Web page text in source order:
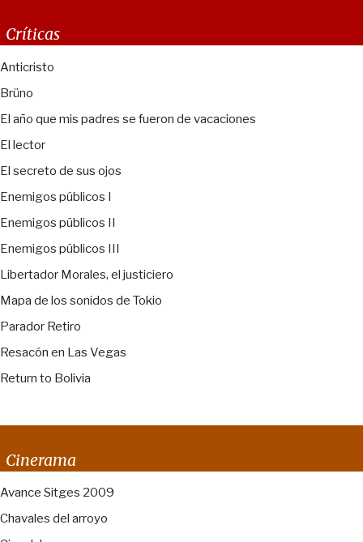
Críticas
Anticristo
Brüno
El año que mis padres se fueron de vacaciones
El lector
El secreto de sus ojos
Enemigos públicos I
Enemigos públicos II
Enemigos públicos III
Libertador Morales, el justiciero
Mapa de los sonidos de Tokio
Parador Retiro
Resacón en Las Vegas
Return to Bolivia
Cinerama
Avance Sitges 2009
Chavales del arroyo